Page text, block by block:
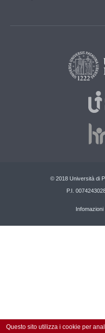
© 2018 Università di
P.I.
Questo sito utilizza i cookie per